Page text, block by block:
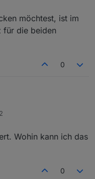
möchtest, ist im
für die beiden
0
reichlich andere
schicken möchtest, ist
Platz für die beiden
Wohin kann ich das
0